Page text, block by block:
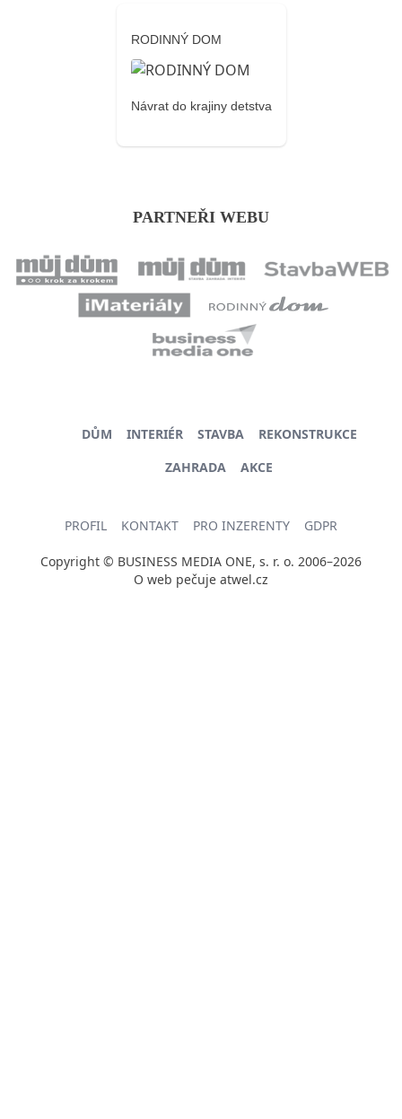
RODINNÝ DOM
Návrat do krajiny detstva
PARTNEŘI WEBU
DŮM INTERIÉR STAVBA
REKONSTRUKCE
ZAHRADA
AKCE
PROFIL KONTAKT PRO INZERENTY GDPR
Copyright © BUSINESS MEDIA ONE, s. r. o. 2006–2026